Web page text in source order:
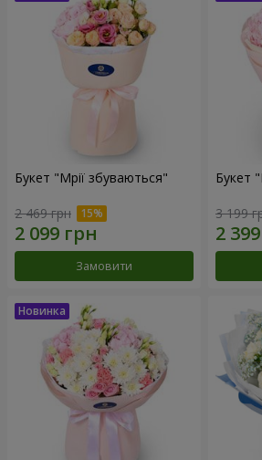
Букет "Мрії збуваються"
2 469 грн
Замовити
Букет
3 199